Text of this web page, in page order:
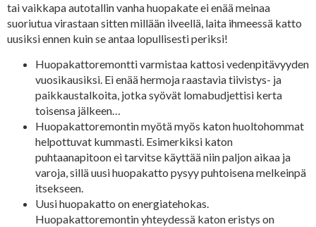
tai vaikkapa autotallin vanha huopakate ei enää meinaa
suoriutua virastaan sitten millään ilveellä, laita ihmeessä katto
uusiksi ennen kuin se antaa lopullisesti periksi!
Huopakattoremontti varmistaa kattosi vedenpitävyyden
vuosikausiksi. Ei enää hermoja raastavia tiivistys- ja
paikkaustalkoita, jotka syövät lomabudjettisi kerta
toisensa jälkeen…
Huopakattoremontin myötä myös katon huoltohommat
helpottuvat kummasti. Esimerkiksi katon
puhtaanapitoon ei tarvitse käyttää niin paljon aikaa ja
varoja, sillä uusi huopakatto pysyy puhtoisena melkeinpä
itsekseen.
Uusi huopakatto on energiatehokas.
Huopakattoremontin yhteydessä katon eristys on